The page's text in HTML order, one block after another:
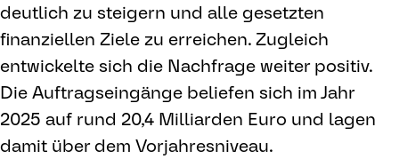
deutlich zu steigern und alle gesetzten
finanziellen Ziele zu erreichen. Zugleich
entwickelte sich die Nachfrage weiter positiv.
Die Auftragseingänge beliefen sich im Jahr
2025 auf rund 20,4 Milliarden Euro und lagen
damit über dem Vorjahresniveau.